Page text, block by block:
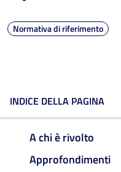
Normativa di riferimento
INDICE DELLA PAGINA
A chi è rivolto
Approfondimenti